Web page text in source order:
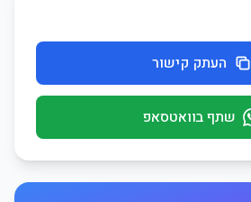
העתק קישור
שתף בוואטסאפ